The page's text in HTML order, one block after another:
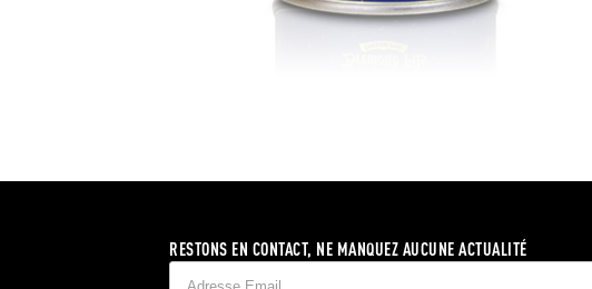
RESTONS EN CONTACT, NE MANQUEZ AUCUNE ACTUALITÉ